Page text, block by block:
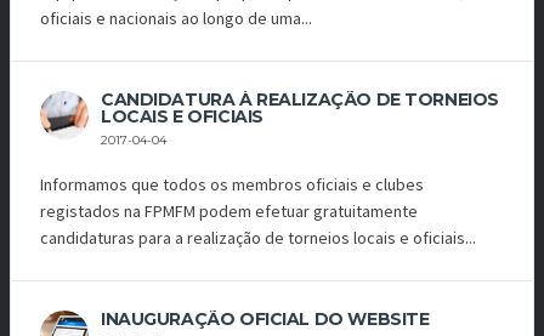
oficiais e nacionais ao longo de uma...
CANDIDATURA À REALIZAÇÃO DE TORNEIOS
LOCAIS E OFICIAIS
2017-04-04
Informamos que todos os membros oficiais e clubes
registados na FPMFM podem efetuar gratuitamente
candidaturas para a realização de torneios locais e oficiais...
INAUGURAÇÃO OFICIAL DO WEBSITE